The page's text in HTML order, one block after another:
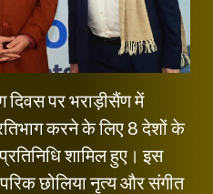
दिवस पर भराड़ीसैंण में
करने के लिए 8 देशों के
शामिल हुए। इस
छोलिया नृत्य और संगीत